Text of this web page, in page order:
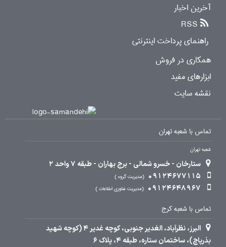
آخرین اخبار
RSS
راهنمای پرداخت اینترنتی
همکاری در فروش
ابزارهای مفید
نقشه سایت
تماس با شعبه تهران
شعبه تهران
ستارخان - خسرو شمالی - برج بهاران - طبقه 7 واحد 2
09124677115
مدیریت گروه
09124648967 مدیریت فناوری اطلاعات
تماس با شعبه کرج
البرز، نظرآباد، الغدیر جنوبی، کوچه غدیر 4 (کوچه شهید
بذرپاچ)، ساختمان ستاره، طبقه 4، پلاک 6